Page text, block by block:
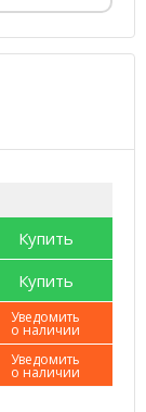
Купить
Купить
Уведомить
о наличии
Уведомить
о наличии